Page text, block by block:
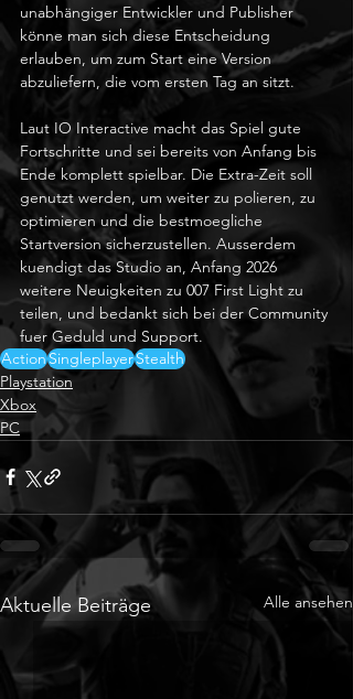
unabhängiger Entwickler und Publisher
könne man sich diese Entscheidung
erlauben, um zum Start eine Version
abzuliefern, die vom ersten Tag an sitzt.
Laut IO Interactive macht das Spiel gute
Fortschritte und sei bereits von Anfang bis
Ende komplett spielbar. Die Extra-Zeit soll
genutzt werden, um weiter zu polieren, zu
optimieren und die bestmoegliche
Startversion sicherzustellen. Ausserdem
kuendigt das Studio an, Anfang 2026
weitere Neuigkeiten zu 007 First Light zu
teilen, und bedankt sich bei der Community
fuer Geduld und Support.
ActionSingleplayerStealth
Playstation
Xbox
PC
Aktuelle Beiträge Alle ansehen